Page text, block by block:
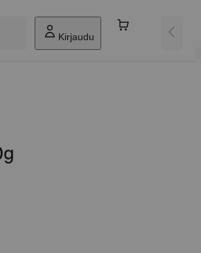
Kirjaudu